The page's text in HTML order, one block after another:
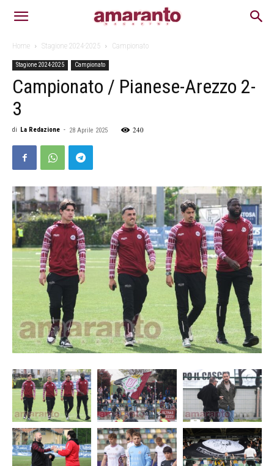
Home Stagione 2024-2025 Campionato
Stagione 2024-2025 Campionato
Campionato / Pianese-Arezzo 2-
3
di La Redazione - 28 Aprile 2025 240